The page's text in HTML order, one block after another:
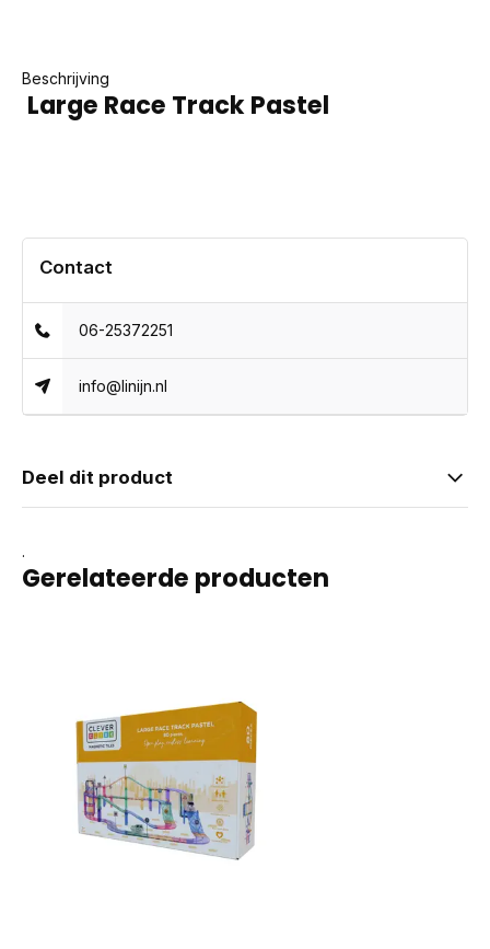
Beschrijving
Large Race Track Pastel
Contact
06-25372251
info@linijn.nl
Deel dit product
.
Gerelateerde producten